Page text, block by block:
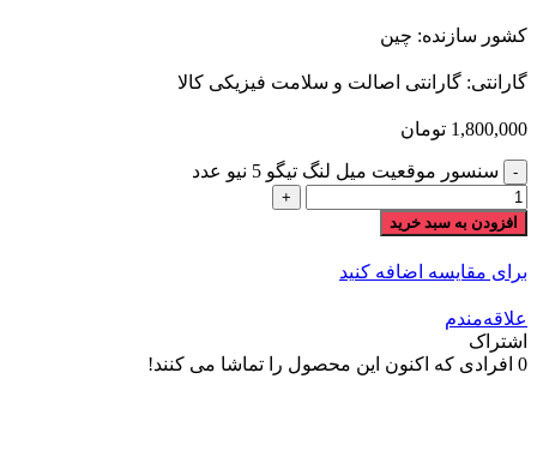
کشور سازنده: چین
گارانتی: گارانتی اصالت و سلامت فیزیکی کالا
1,800,000 تومان
سنسور موقعیت میل لنگ تیگو 5 نیو عدد
افزودن به سبد خرید
برای مقایسه اضافه کنید
علاقه‌مندم
اشتراک
0 افرادی که اکنون این محصول را تماشا می کنند!